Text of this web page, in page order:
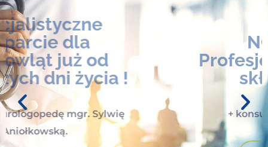
Specjalistyczne
wsparcie dla
niemowląt już od
pierwszych dni życia !
– poznaj neurologopedę mgr. Sylwię
Aniołkowską.